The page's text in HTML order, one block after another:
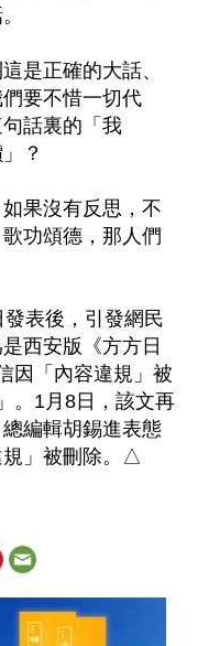
是正確的大話、
要不惜一切代
話裏的「我
？
果沒有反思，不
功頌德，那人們
表後，引發網民
西安版《方方日
因「內容違規」被
。1月8日，該文再
編輯胡錫進表態